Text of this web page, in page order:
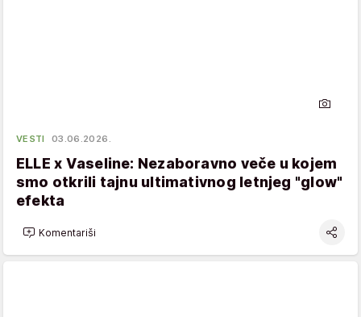
VESTI 03.06.2026.
ELLE x Vaseline: Nezaboravno veče u kojem
smo otkrili tajnu ultimativnog letnjeg "glow"
efekta
Komentariši